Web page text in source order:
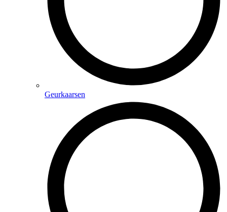
Geurkaarsen